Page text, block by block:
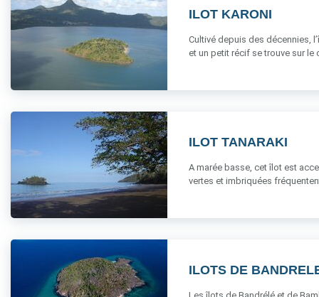
ILOT KARONI
Cultivé depuis des décennies,
et un petit récif se trouve sur le
ILOT TANARAKI
A marée basse, cet îlot est
vertes et imbriquées
ILOTS DE